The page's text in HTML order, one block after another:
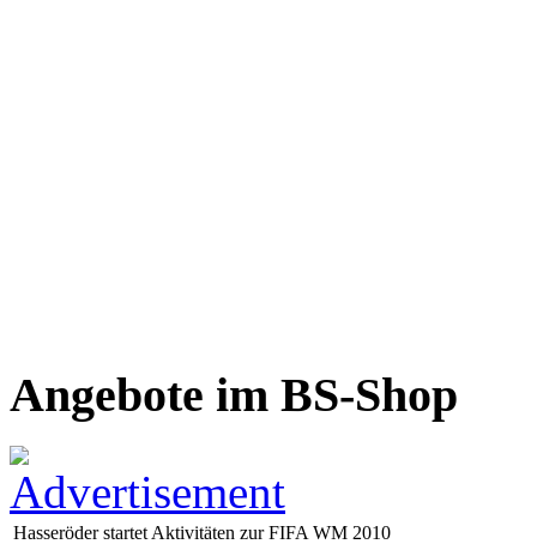
Angebote im BS-Shop
Hasseröder startet Aktivitäten zur FIFA WM 2010